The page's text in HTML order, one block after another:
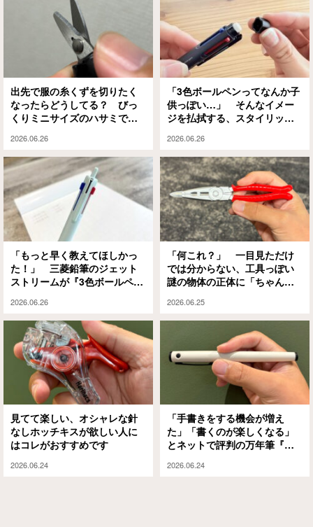
出先で服の糸くずを切りたく
なったらどうしてる？ びっ
くりミニサイズのハサミでサ
2026.06.26
「3色ボールペンってなんか子
供っぽい…」 そんなイメー
ジを払拭する、スタイリッシ
2026.06.26
「もっと早く教えてほしかっ
た！」 三菱鉛筆のジェット
ストリームが『3色ボールペン
を解決！
2026.06.26
「何これ？」 一目見ただけ
では分からない、工具っぽい
謎の物体の正体に「ちゃんと
2026.06.25
見てて楽しい、オシャレな針
なしホッチキスが欲しい人に
はコレがおすすめです
2026.06.24
「手書きをする機会が増え
た」「書くのが楽しくなる」
とネットで評判の万年筆『ラ
2026.06.24